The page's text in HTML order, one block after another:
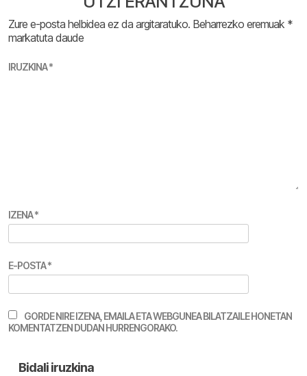
Zure e-posta helbidea ez da argitaratuko. Beharrezko eremuak *
markatuta daude
IRUZKINA*
IZENA*
E-POSTA*
GORDE NIRE IZENA, EMAILA ETA WEBGUNEA BILATZAILE HONETAN
KOMENTATZEN DUDAN HURRENGORAKO.